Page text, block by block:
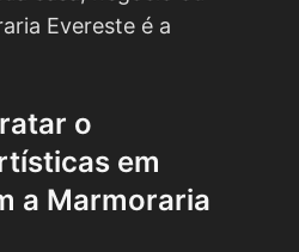
Evereste é a
o
em
a Marmoraria